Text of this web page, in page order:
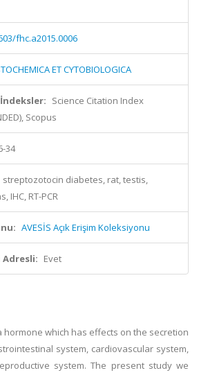
fhc.a2015.0006
ET CYTOBIOLOGICA
Science Citation Index
Scopus
34
streptozotocin diabetes, rat, testis,
IHC, RT-PCR
AVESİS Açık Erişim Koleksiyonu
Adresli: Evet
hormone which has effects on the secretion
system, cardiovascular system,
system. The present study we